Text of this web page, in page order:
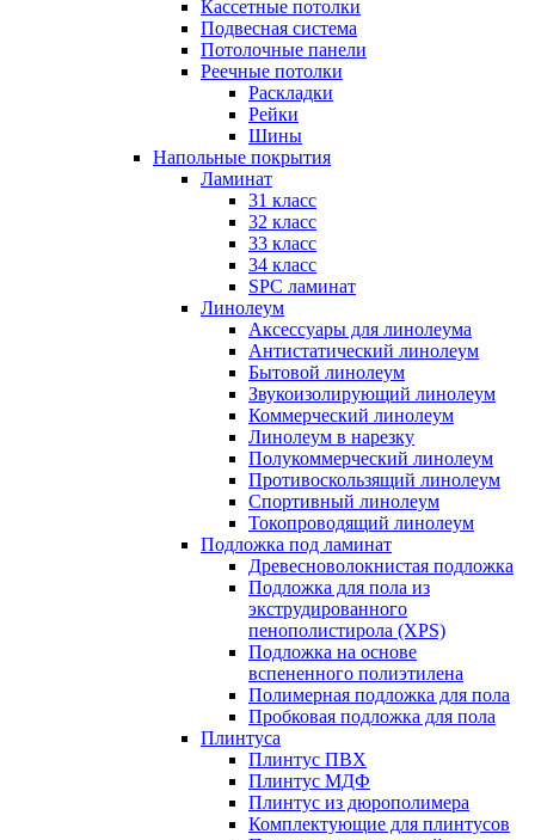
Кассетные потолки
Подвесная система
Потолочные панели
Реечные потолки
Раскладки
Рейки
Шины
Напольные покрытия
Ламинат
31 класс
32 класс
33 класс
34 класс
SPC ламинат
Линолеум
Аксессуары для линолеума
Антистатический линолеум
Бытовой линолеум
Звукоизолирующий линолеум
Коммерческий линолеум
Линолеум в нарезку
Полукоммерческий линолеум
Противоскользящий линолеум
Спортивный линолеум
Токопроводящий линолеум
Подложка под ламинат
Древесноволокнистая подложка
Подложка для пола из
экструдированного
пенополистирола (XPS)
Подложка на основе
вспененного полиэтилена
Полимерная подложка для пола
Пробковая подложка для пола
Плинтуса
Плинтус ПВХ
Плинтус МДФ
Плинтус из дюрополимера
Комплектующие для плинтусов